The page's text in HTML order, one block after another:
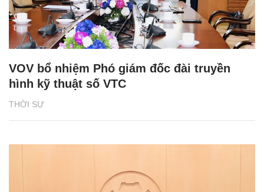
THỜI SỰ
VOV bổ nhiệm Phó giám đốc đài truyền
hình kỹ thuật số VTC